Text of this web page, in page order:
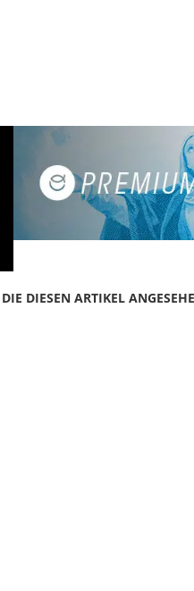
DIESEN ARTIKEL